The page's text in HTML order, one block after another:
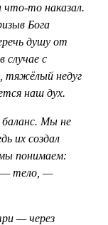
что-то наказал.
Бога
душу от
случае с
тяжёлый недуг
наш дух.
Мы не
их создал
понимаем:
— тело, —
— через